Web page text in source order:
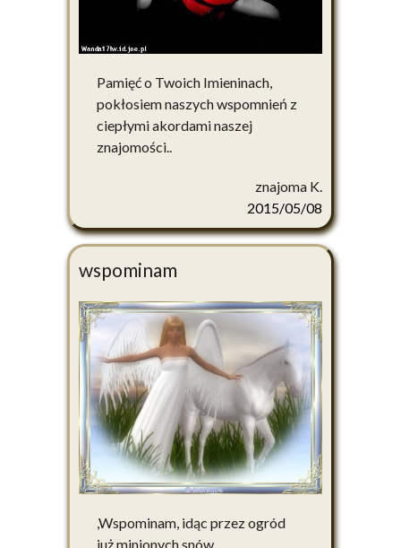
Pamięć o Twoich Imieninach,
pokłosiem naszych wspomnień z
ciepłymi akordami naszej
znajomości..
znajoma K.
2015/05/08
wspominam
,Wspominam, idąc przez ogród
już minionych snów.